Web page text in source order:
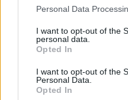
Please note that this
not limited to your visit or
grant or deny consent to
use your data for below
consent section.
Personal Data
I want to opt-out of the
personal data.
Opted In
I want to opt-out of the
Personal Data.
Opted In
Cómo elegir una
emergentes y
Descubre cómo elegir la
CIENCIA Y TECNOLOGÍA